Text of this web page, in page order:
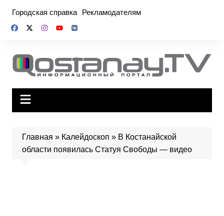
содержимому
Городская справка Рекламодателям
Главная » Калейдоскоп » В Костанайской
области появилась Статуя Свободы — видео